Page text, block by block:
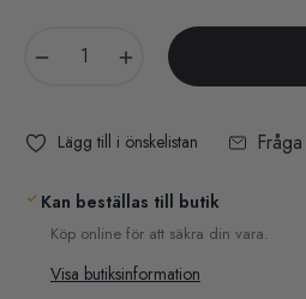
Lägg till i önskelistan
Kan beställas till butik
Köp online för att säkra din vara.
Visa butiksinformation